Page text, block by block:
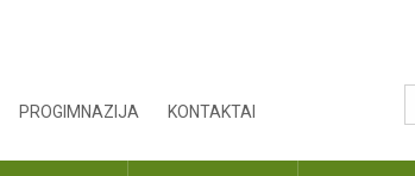
PROGIMNAZIJA KONTAKTAI